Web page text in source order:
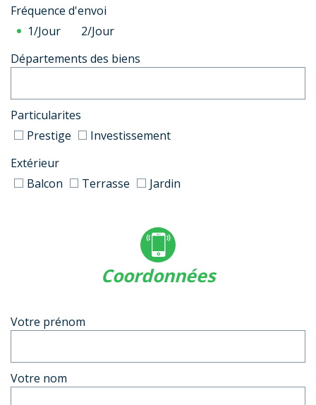
Fréquence d'envoi
1/Jour
2/Jour
Départements des biens
Particularites
Prestige
Investissement
Extérieur
Balcon
Terrasse Jardin
coordonnées
Votre prénom
Votre nom